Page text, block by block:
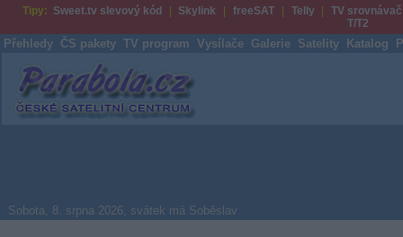
Tipy: Sweet.tv slevový kód Skylink freeSAT Telly
TV srovnávač
T/T2
Přehledy ČS pakety TV program Vysílače Galerie Satelity Katalog
Parabola.cz
Sobota, 8. srpna 2026, svátek má Soběslav